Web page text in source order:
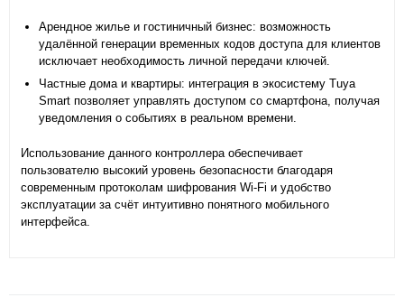
Арендное жилье и гостиничный бизнес: возможность
удалённой генерации временных кодов доступа для клиентов
исключает необходимость личной передачи ключей.
Частные дома и квартиры: интеграция в экосистему Tuya
Smart позволяет управлять доступом со смартфона, получая
уведомления о событиях в реальном времени.
Использование данного контроллера обеспечивает
пользователю высокий уровень безопасности благодаря
современным протоколам шифрования Wi-Fi и удобство
эксплуатации за счёт интуитивно понятного мобильного
интерфейса.